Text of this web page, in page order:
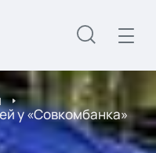
у «Совкомбанка»